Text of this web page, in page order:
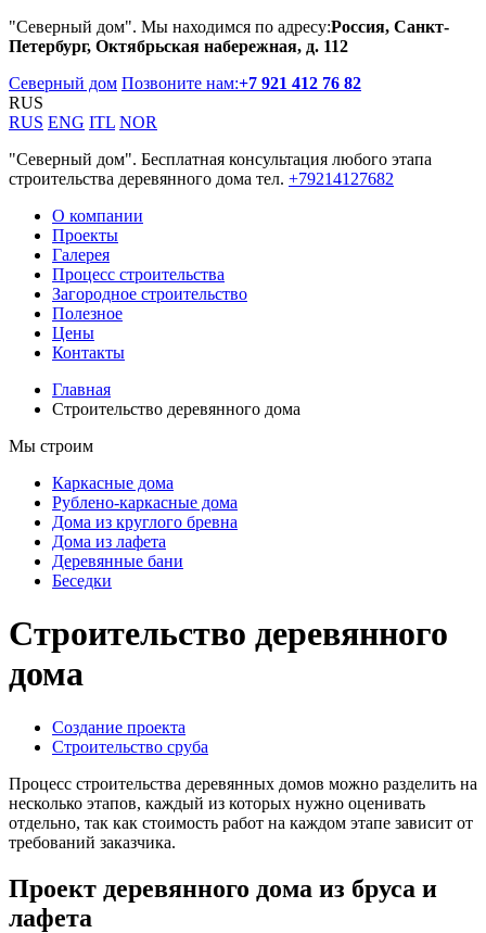
"Северный дом". Мы находимся по адресу:Россия, Санкт-
Петербург, Октябрьская набережная, д. 112
Северный дом Позвоните нам:+7 921 412 76 82
RUS
RUS ENG ITL NOR
"Северный дом". Бесплатная консультация любого этапа
строительства деревянного дома тел. +79214127682
О компании
Проекты
Галерея
Процесс строительства
Загородное строительство
Полезное
Цены
Контакты
Главная
Строительство деревянного дома
Мы строим
Каркасные дома
Рублено-каркасные дома
Дома из круглого бревна
Дома из лафета
Деревянные бани
Беседки
Строительство деревянного
дома
Создание проекта
Строительство сруба
Процесс строительства деревянных домов можно разделить на
несколько этапов, каждый из которых нужно оценивать
отдельно, так как стоимость работ на каждом этапе зависит от
требований заказчика.
Проект деревянного дома из бруса и
лафета